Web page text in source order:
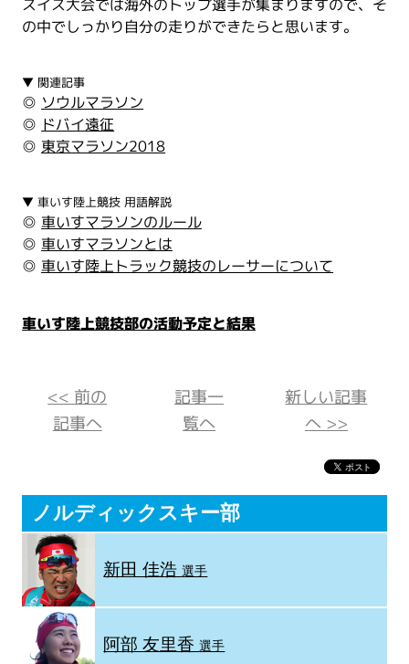
スイス大会では海外のトップ選手が集まりますので、そ
の中でしっかり自分の走りができたらと思います。
▼ 関連記事
◎ ソウルマラソン
◎ ドバイ遠征
◎ 東京マラソン2018
▼ 車いす陸上競技 用語解説
◎車いすマラソンのルール
◎車いすマラソンとは
◎車いす陸上トラック競技のレーサーについて
車いす陸上競技部の活動予定と結果
<< 前の
記事へ
記事一
覧へ
新しい記事
へ >>
ノルディックスキー部
新田 佳浩選手
阿部 友里香選手